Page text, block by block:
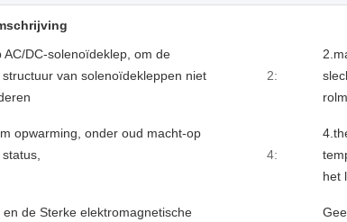
AC/DC-solenoïdeklep, om de
van solenoïdekleppen niet
2:
opwarming, onder oud macht-op
4:
het
en de Sterke elektromagnetische